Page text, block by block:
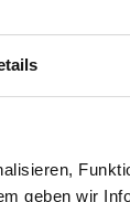
geben wir